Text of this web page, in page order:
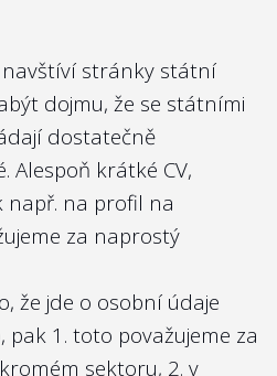
„by měly přispívat k
dotčeného
strategických cílů.
kombinací
kritérií.“
v/ve:
a statcích ČR, s.p.
zveřejněna na
navštíví stránky státní
dojmu, že se státními
dostatečně
Alespoň krátké CV,
na profil na
za naprostý
že jde o osobní údaje
pak 1. toto považujeme za
sektoru, 2. v